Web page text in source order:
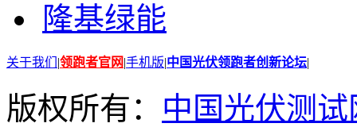
隆基绿能
关于我们 |领跑者官网|手机版|中国光伏领跑者创新论坛|
版权所有： 中国光伏测试